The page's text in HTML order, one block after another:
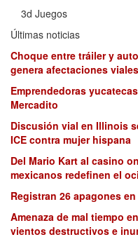
3d Juegos
Últimas noticias
Choque entre tráiler y
genera afectaciones viales
Emprendedoras
Mercadito
Discusión vial en Illinois
ICE contra mujer hispana
Del Mario Kart al casino
mexicanos redefinen el
Registran 26 apagones
Amenaza de mal tiempo
vientos destructivos e